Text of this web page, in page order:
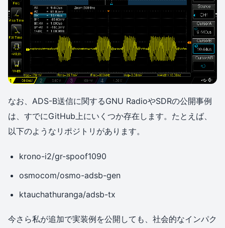
なお、ADS-B送信に関するGNU RadioやSDRの公開事例
は、すでにGitHub上にいくつか存在します。たとえば、
以下のようなリポジトリがあります。
krono-i2/gr-spoof1090
osmocom/osmo-adsb-gen
ktauchathuranga/adsb-tx
今さら私が追加で実装例を公開しても、社会的なインパク